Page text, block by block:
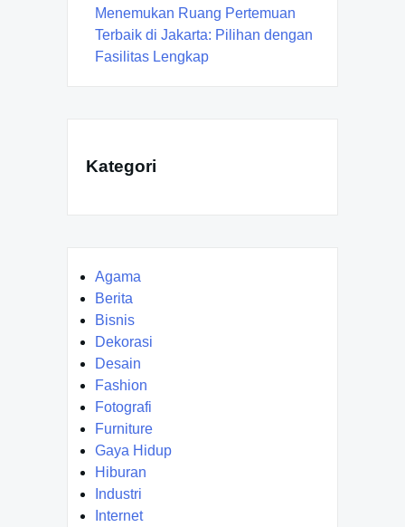
Menemukan Ruang Pertemuan
Terbaik di Jakarta: Pilihan dengan
Fasilitas Lengkap
Kategori
Agama
Berita
Bisnis
Dekorasi
Desain
Fashion
Fotografi
Furniture
Gaya Hidup
Hiburan
Industri
Internet